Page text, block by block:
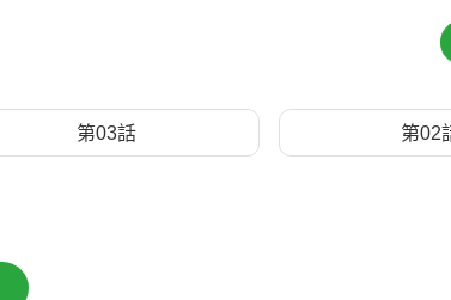
第03話 第02